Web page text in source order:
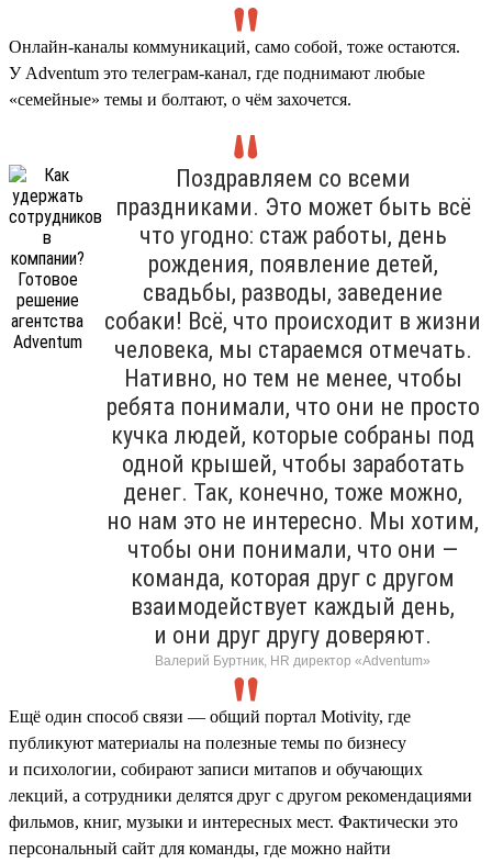
Онлайн-каналы коммуникаций, само собой, тоже остаются.
У Adventum это телеграм-канал, где поднимают любые
«семейные» темы и болтают, о чём захочется.
Поздравляем со всеми
праздниками. Это может быть всё
что угодно: стаж работы, день
рождения, появление детей,
свадьбы, разводы, заведение
собаки! Всё, что происходит в жизни
человека, мы стараемся отмечать.
Нативно, но тем не менее, чтобы
ребята понимали, что они не просто
кучка людей, которые собраны под
одной крышей, чтобы заработать
денег. Так, конечно, тоже можно,
но нам это не интересно. Мы хотим,
чтобы они понимали, что они —
команда, которая друг с другом
взаимодействует каждый день,
и они друг другу доверяют.
Валерий Буртник, HR директор «Adventum»
Ещё один способ связи — общий портал Motivity, где
публикуют материалы на полезные темы по бизнесу
и психологии, собирают записи митапов и обучающих
лекций, а сотрудники делятся друг с другом рекомендациями
фильмов, книг, музыки и интересных мест. Фактически это
персональный сайт для команды, где можно найти